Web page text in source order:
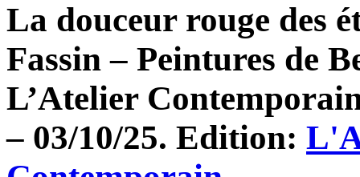
La douceur rouge des
Fassin – Peintures de
L’Atelier
– 03/10/25. Edition: